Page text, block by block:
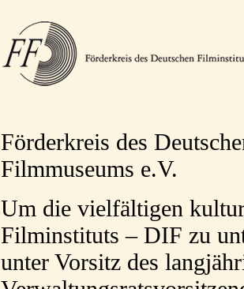
Förderkreis des
Filmmuseums e.V.
Um die vielfältigen
Filminstituts – DIF zu
unter Vorsitz des